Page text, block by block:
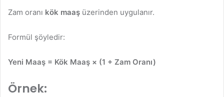
Zam oranı kök maaş üzerinden uygulanır.
Formül şöyledir:
Yeni Maaş = Kök Maaş × (1 + Zam Oranı)
Örnek: